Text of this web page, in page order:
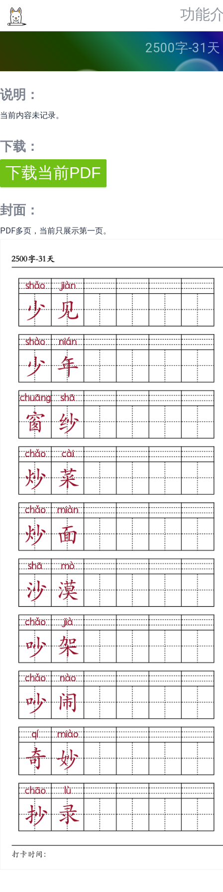
功能
2500字-31
说明：
当前内容未记录。
下载：
封面：
PDF多页，当前只展示第一页。